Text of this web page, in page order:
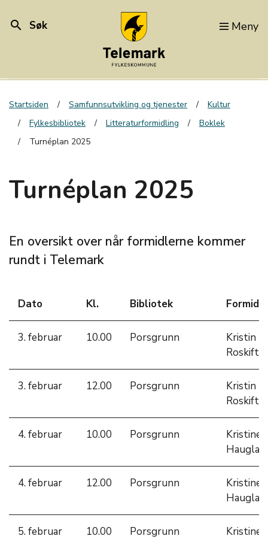
search Søk Meny
Startsiden Samfunnsutvikling og tjenester
Kultur
Fylkesbibliotek
Litteraturformidling
Boklek
Turnéplan 2025
Turnéplan 2025
En oversikt over når formidlerne kommer
rundt i Telemark
Dato Kl. Bibliotek
3. februar 10.00 Porsgrunn
Kristin
Roskifte
3. februar 12.00 Porsgrunn
Kristin
Roskifte
4. februar 10.00 Porsgrunn
Kristine
4. februar 12.00 Porsgrunn
Kristine
5. februar 10.00 Porsgrunn
Kristine